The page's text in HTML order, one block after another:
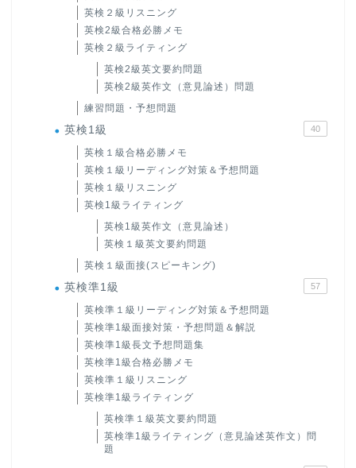
英検２級リスニング
英検2級合格必勝メモ
英検２級ライティング
英検2級英文要約問題
英検2級英作文（意見論述）問題
練習問題・予想問題
英検1級 40
英検１級合格必勝メモ
英検１級リーディング対策＆予想問題
英検１級リスニング
英検1級ライティング
英検1級英作文（意見論述）
英検１級英文要約問題
英検１級面接(スピーキング)
英検準1級 57
英検準１級リーディング対策＆予想問題
英検準1級面接対策・予想問題＆解説
英検準1級長文予想問題集
英検準1級合格必勝メモ
英検準１級リスニング
英検準1級ライティング
英検準１級英文要約問題
英検準1級ライティング（意見論述英作文）問
題